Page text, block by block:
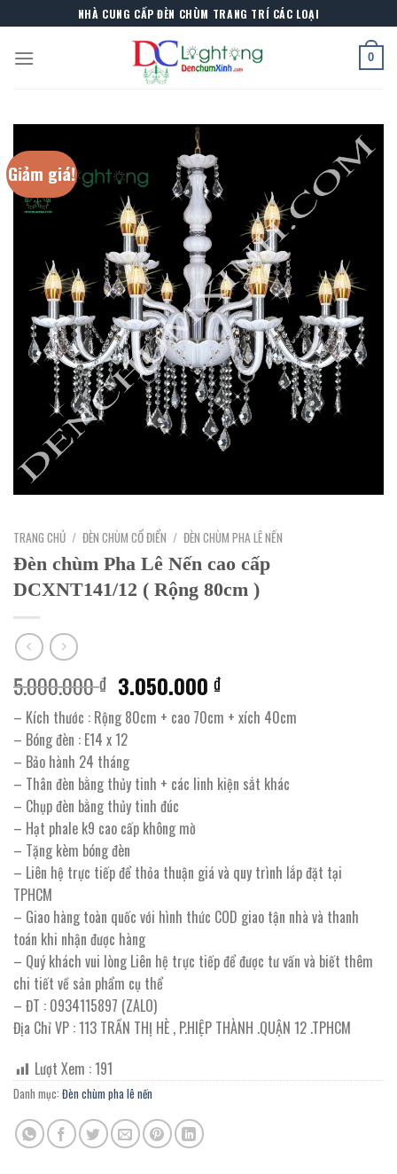
to
content
NHÀ CUNG CẤP ĐÈN CHÙM TRANG TRÍ CÁC LOẠI
0
Giảm giá!
TRANG CHỦ / ĐÈN CHÙM CỔ ĐIỂN / ĐÈN CHÙM PHA LÊ NẾN
Đèn chùm Pha Lê Nến cao cấp
DCXNT141/12 ( Rộng 80cm )
5.000.000₫ Giá
gốc
là:
5.000.000 ₫.
3.050.000₫Giá
hiện
tại
3.050.000 ₫.
– Kích thước : Rộng 80cm + cao 70cm + xích 40cm
– Bóng đèn : E14 x 12
– Bảo hành 24 tháng
– Thân đèn bằng thủy tinh + các linh kiện sắt khác
– Chụp đèn bằng thủy tinh đúc
– Hạt phale k9 cao cấp không mờ
– Tặng kèm bóng đèn
– Liên hệ trực tiếp để thỏa thuận giá và quy trình lắp đặt tại
TPHCM
– Giao hàng toàn quốc với hình thức COD giao tận nhà và thanh
toán khi nhận được hàng
– Quý khách vui lòng Liên hệ trực tiếp để được tư vấn và biết thêm
chi tiết về sản phẩm cụ thể
– ĐT : 0934115897 (ZALO)
Địa Chỉ VP : 113 TRẦN THỊ HÈ , P.HIỆP THÀNH .QUẬN 12 .TPHCM
Lượt Xem :191
Danh mục: Đèn chùm pha lê nến